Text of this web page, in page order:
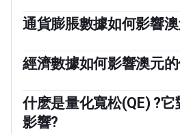
通貨膨脹數據如何影響
總體上降低了貨幣的價值，但在現
的放松，情況實際上正好相反。現
入，這些資金來自尋求利潤豐厚的
者。這增加了對當地貨幣的需求，
經濟數據如何影響澳元
值產生影響。投資者更願意將資金
濟體，而不是不穩定和萎縮的經濟
加了總需求和本國貨幣的價值。
什麽是量化寬松(QE) ?
影響?